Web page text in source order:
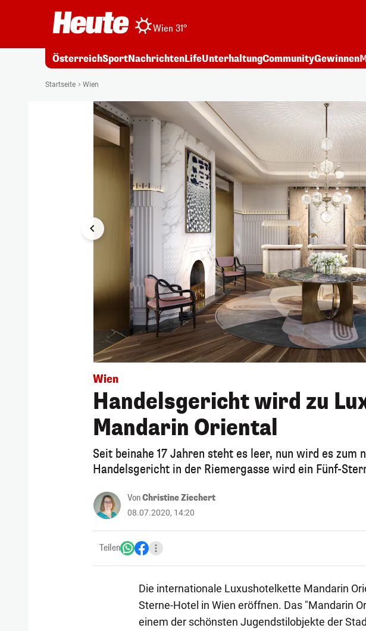
Wien 31°
ÖsterreichSportNachrichtenLifeUnterhaltungCommunityGewinnen
Startseite Wien
Wien
Handelsgericht wird zu
Mandarin Oriental
Seit beinahe 17 Jahren steht es leer, nun wird es zum
Handelsgericht in der Riemergasse wird ein Fünf-
VonChristine Ziechert
08.07.2020, 14:20
Teilen
Die internationale Luxushotelkette Mandarin
Sterne-Hotel in Wien eröffnen. Das "Mandarin
einem der schönsten Jugendstilobjekte der